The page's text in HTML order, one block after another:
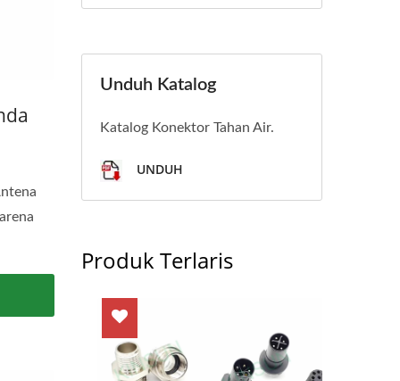
Unduh Katalog
Katalog Konektor Tahan Air.
UNDUH
Produk Terlaris